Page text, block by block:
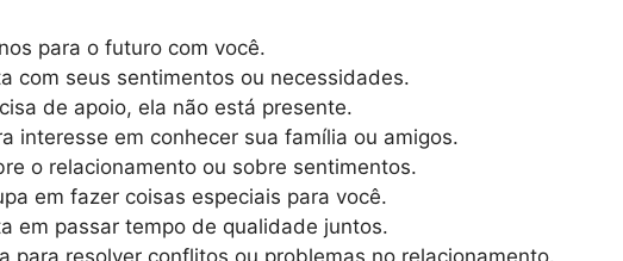
para o futuro com você.
com seus sentimentos ou necessidades.
de apoio, ela não está presente.
interesse em conhecer sua família ou amigos.
o relacionamento ou sobre sentimentos.
em fazer coisas especiais para você.
em passar tempo de qualidade juntos.
para resolver conflitos ou problemas no relacionamento.